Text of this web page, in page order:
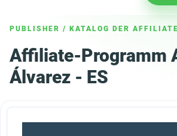
PUBLISHER / KATALOG DER
Affiliate-Programm
Álvarez - ES